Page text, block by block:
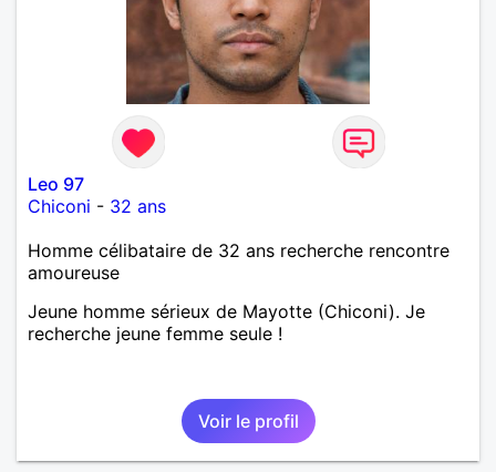
Leo 97
Chiconi - 32 ans
Homme célibataire de 32 ans recherche rencontre
amoureuse
Jeune homme sérieux de Mayotte (Chiconi). Je
recherche jeune femme seule !
Voir le profil